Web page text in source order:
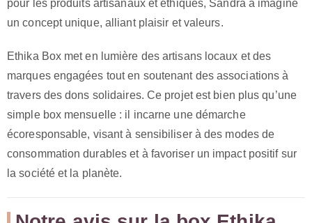
pour les produits artisanaux et éthiques, Sandra a imaginé
un concept unique, alliant plaisir et valeurs.
Ethika Box met en lumière des artisans locaux et des
marques engagées tout en soutenant des associations à
travers des dons solidaires. Ce projet est bien plus qu’une
simple box mensuelle : il incarne une démarche
écoresponsable, visant à sensibiliser à des modes de
consommation durables et à favoriser un impact positif sur
la société et la planète.